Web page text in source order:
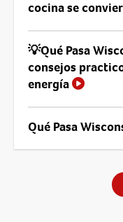
cocina se
💡Qué Pasa
consejos
energía
Qué Pasa